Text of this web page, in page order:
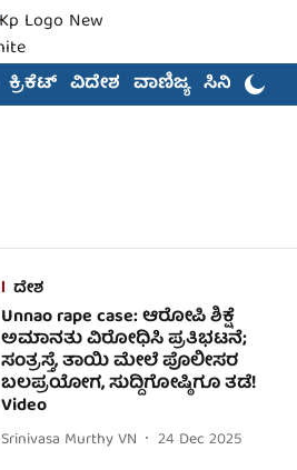
ಕ್ರಿಕೆಟ್ ವಿದೇಶ ವಾಣಿಜ್ಯ ಸಿನಿಮಾ
ದೇಶ
Unnao rape case: ಆರೋಪಿ ಶಿಕ್ಷೆ
ಅಮಾನತು ವಿರೋಧಿಸಿ ಪ್ರತಿಭಟನೆ;
ಸಂತ್ರಸ್ತೆ, ತಾಯಿ ಮೇಲೆ ಪೊಲೀಸರ
ಬಲಪ್ರಯೋಗ, ಸುದ್ದಿಗೋಷ್ಠಿಗೂ ತಡೆ!
Video
Srinivasa Murthy VN
24 Dec 2025